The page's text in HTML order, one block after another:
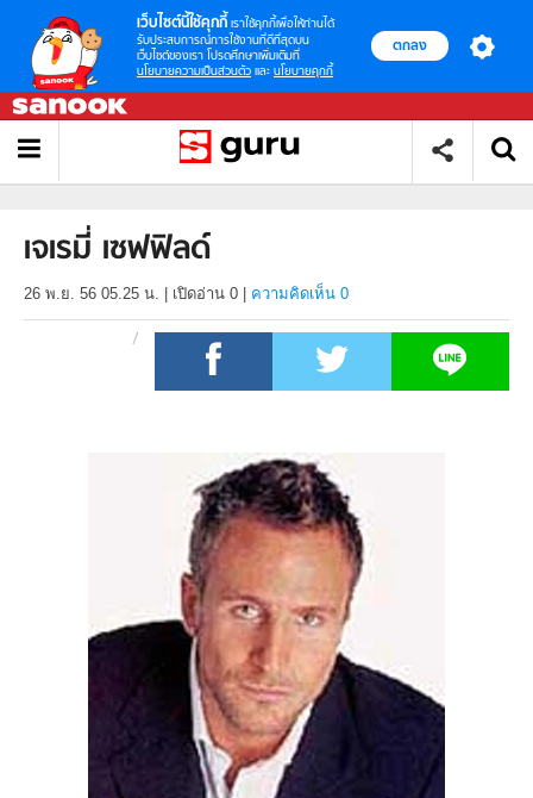
เว็บไซต์นี้ใช้คุกกี้ เราใช้คุกกี้เพื่อให้ท่านได้
รับประสบการณ์การใช้งานที่ดีที่สุดบน
เว็บไซต์ของเรา โปรดศึกษาเพิ่มเติมที่
นโยบายความเป็นส่วนตัว และ นโยบายคุกกี้
ตกลง
เจเรมี่ เซฟฟิลด์
26 พ.ย. 56 05.25 น. เปิดอ่าน 0 ความคิดเห็น 0